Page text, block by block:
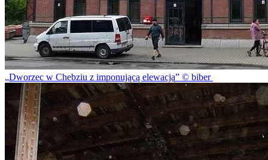
Dworzec w Chebziu z imponującą elewacją © biber